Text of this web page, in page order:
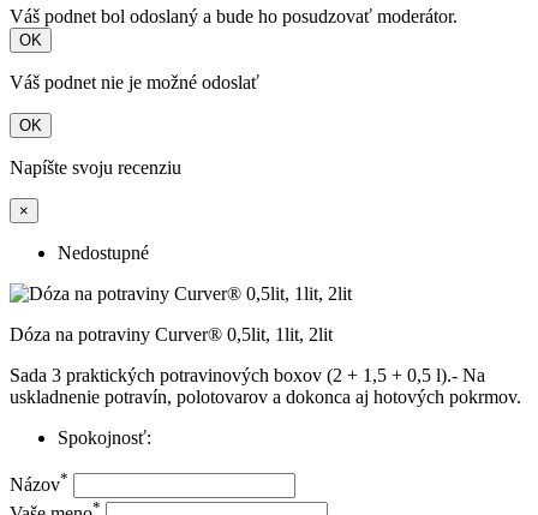
Váš podnet bol odoslaný a bude ho posudzovať moderátor.
OK
Váš podnet nie je možné odoslať
OK
Napíšte svoju recenziu
×
Nedostupné
Dóza na potraviny Curver® 0,5lit, 1lit, 2lit
Sada 3 praktických potravinových boxov (2 + 1,5 + 0,5 l).- Na
uskladnenie potravín, polotovarov a dokonca aj hotových pokrmov.
Spokojnosť:
Názov*
*